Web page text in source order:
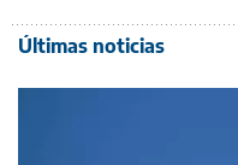
Últimas noticias